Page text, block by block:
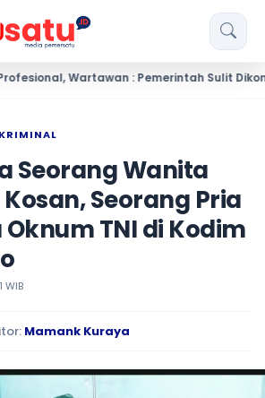
Wartawan : Pemerintah Sulit
Seorang Wanita
Seorang Pria
Oknum TNI di Kodim
WIB
Mamank Kuraya